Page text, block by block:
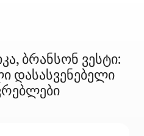
ბრანსონ ვესტი:
დასასვენებელი